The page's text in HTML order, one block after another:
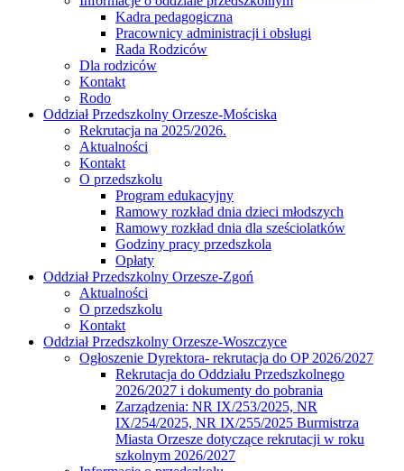
Kadra pedagogiczna
Pracownicy administracji i obsługi
Rada Rodziców
Dla rodziców
Kontakt
Rodo
Oddział Przedszkolny Orzesze-Mościska
Rekrutacja na 2025/2026.
Aktualności
Kontakt
O przedszkolu
Program edukacyjny
Ramowy rozkład dnia dzieci młodszych
Ramowy rozkład dnia dla sześciolatków
Godziny pracy przedszkola
Opłaty
Oddział Przedszkolny Orzesze-Zgoń
Aktualności
O przedszkolu
Kontakt
Oddział Przedszkolny Orzesze-Woszczyce
Ogłoszenie Dyrektora- rekrutacja do OP 2026/2027
Rekrutacja do Oddziału Przedszkolnego
2026/2027 i dokumenty do pobrania
Zarządzenia: NR IX/253/2025, NR
IX/254/2025, NR IX/255/2025 Burmistrza
Miasta Orzesze dotyczące rekrutacji w roku
szkolnym 2026/2027